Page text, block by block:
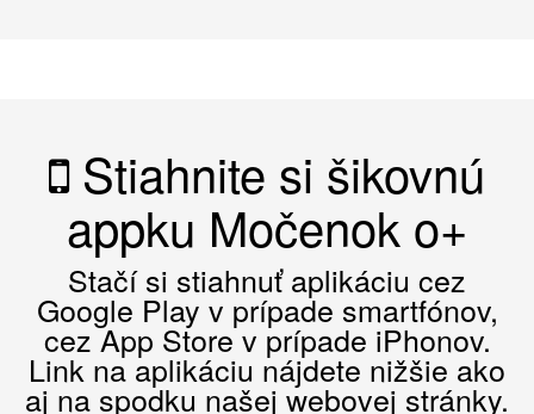
Stiahnite si šikovnú
appku Močenok o+
Stačí si stiahnuť aplikáciu cez
Google Play v prípade smartfónov,
cez App Store v prípade iPhonov.
Link na aplikáciu nájdete nižšie ako
aj na spodku našej webovej stránky.